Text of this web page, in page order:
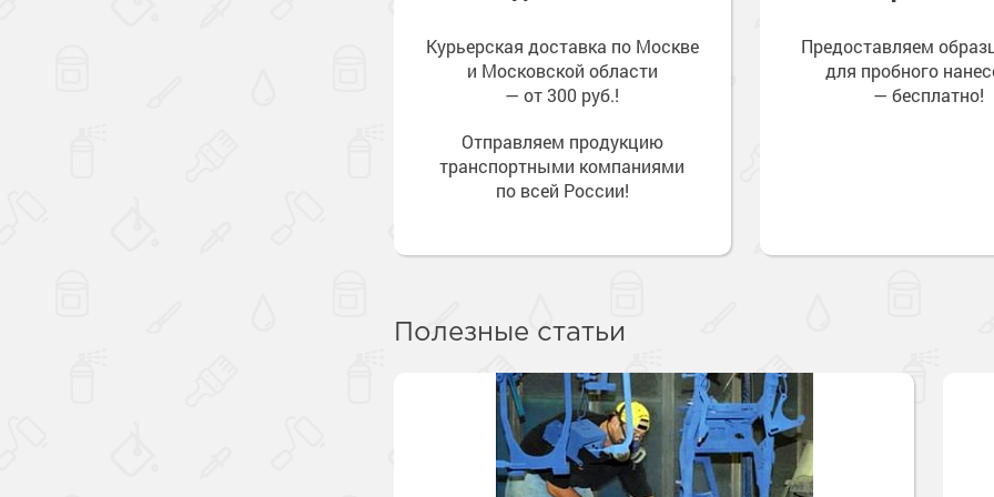
Курьерская доставка по Москве
и Московской области
— от 300 руб.!
Отправляем продукцию
транспортными компаниями
по всей России!
Предоставляем
для пробного
— бесплатно!
Полезные статьи